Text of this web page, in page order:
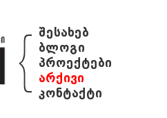
{ შესახებ
ბლოგი
პროექტები
არქივი
კონტაქტი